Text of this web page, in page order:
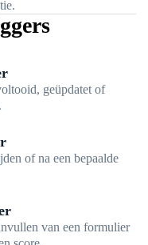
geüpdatet of
of na een bepaalde
van een formulier